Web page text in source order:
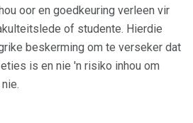
oor en goedkeuring verleen vir
of studente. Hierdie
beskerming om te verseker dat
is en nie 'n risiko inhou om